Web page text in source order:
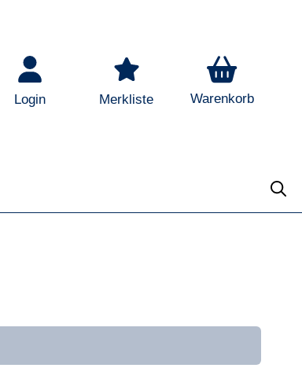
Login Merkliste Warenkorb